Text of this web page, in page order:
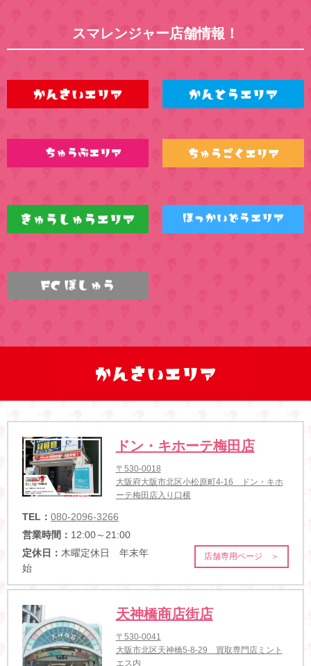
スマレンジャー店舗情報！
ドン・キホーテ梅田店
〒530-0018
大阪府大阪市北区小松原町4-16 ドン・キホ
ーテ梅田店入り口横
TEL： 080-2096-3266
営業時間： 12:00～21:00
定休日： 木曜定休日 年末年
始
店舗専用ページ ＞
天神橋商店街店
〒530-0041
大阪市北区天神橋5-8-29 買取専門店ミント
エス内